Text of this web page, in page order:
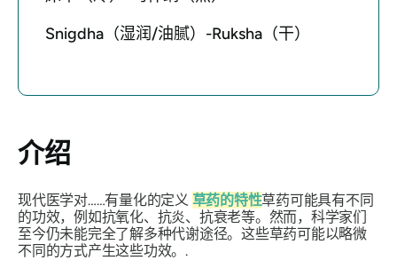
Snigdha（湿润/油腻）-Ruksha（干）
介绍
现代医学对……有量化的定义 草药的特性草药可能具有不同
的功效，例如抗氧化、抗炎、抗衰老等。然而，科学家们
至今仍未能完全了解多种代谢​​途径。这些草药可能以略微
不同的方式产生这些功效。.